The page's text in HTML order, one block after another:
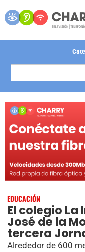
EDUCACIÓN
El colegio
José de la
tercera
Alrededor de 600